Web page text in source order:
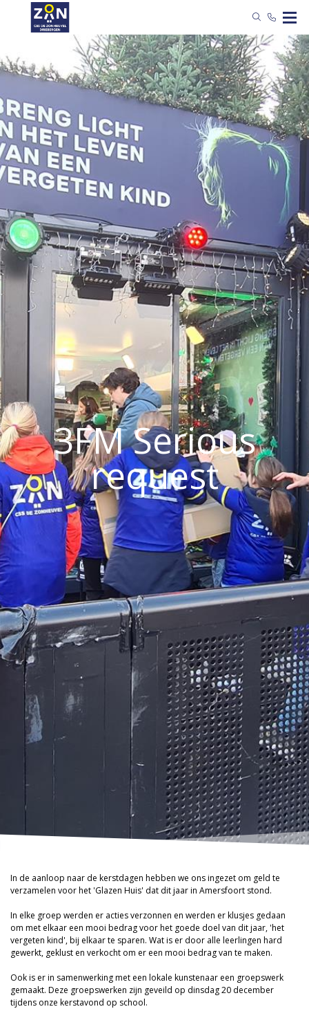
3FM Serious
request
In de aanloop naar de kerstdagen hebben we ons ingezet om geld te
verzamelen voor het 'Glazen Huis' dat dit jaar in Amersfoort stond.
In elke groep werden er acties verzonnen en werden er klusjes gedaan
om met elkaar een mooi bedrag voor het goede doel van dit jaar, 'het
vergeten kind', bij elkaar te sparen. Wat is er door alle leerlingen hard
gewerkt, geklust en verkocht om er een mooi bedrag van te maken.
Ook is er in samenwerking met een lokale kunstenaar een groepswerk
gemaakt. Deze groepswerken zijn geveild op dinsdag 20 december
tijdens onze kerstavond op school.